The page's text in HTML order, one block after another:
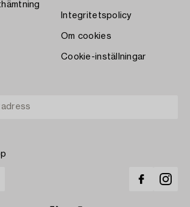
Integritetspolicy
Om cookies
Cookie-inställningar